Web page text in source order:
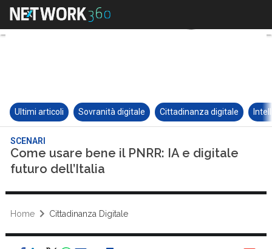
Ultimi articoli Sovranità digitale Cittadinanza digitale
SCENARI
Come usare bene il PNRR: IA e digitale
futuro dell’Italia
Home Cittadinanza Digitale